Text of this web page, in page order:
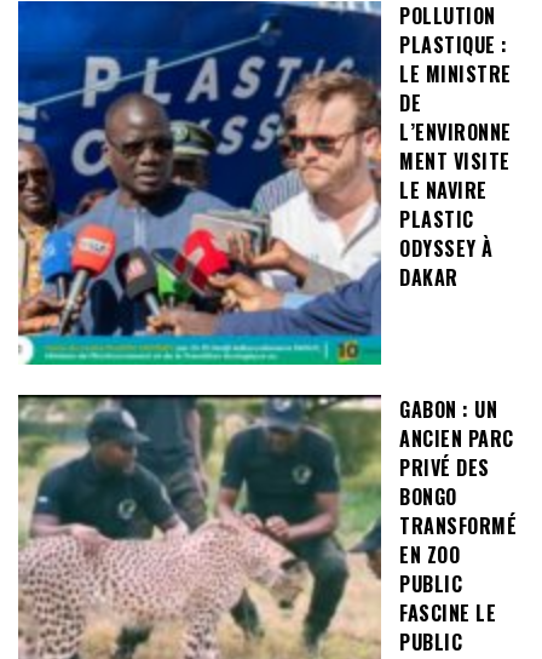
POLLUTION
PLASTIQUE :
LE MINISTRE
DE
L’ENVIRONNE
MENT VISITE
LE NAVIRE
PLASTIC
ODYSSEY À
DAKAR
GABON : UN
ANCIEN PARC
PRIVÉ DES
BONGO
TRANSFORMÉ
EN ZOO
PUBLIC
FASCINE LE
PUBLIC